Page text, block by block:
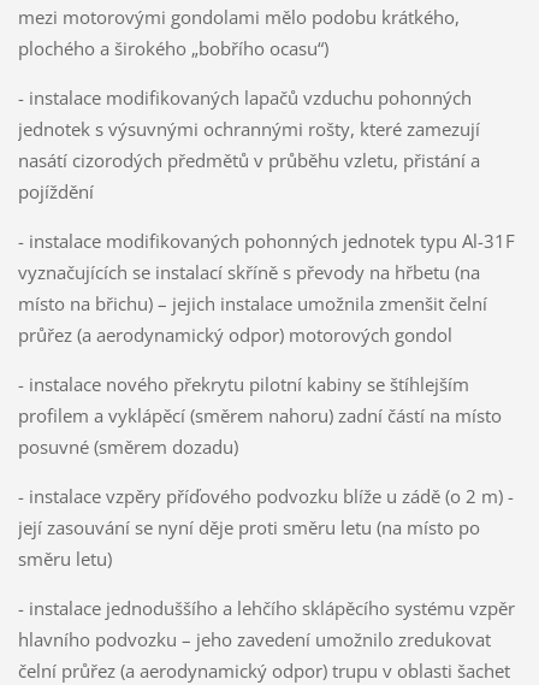
mezi motorovými gondolami mělo podobu krátkého,
plochého a širokého „bobřího ocasu“)
- instalace modifikovaných lapačů vzduchu pohonných
jednotek s výsuvnými ochrannými rošty, které zamezují
nasátí cizorodých předmětů v průběhu vzletu, přistání a
pojíždění
- instalace modifikovaných pohonných jednotek typu Al-31F
vyznačujících se instalací skříně s převody na hřbetu (na
místo na břichu) – jejich instalace umožnila zmenšit čelní
průřez (a aerodynamický odpor) motorových gondol
- instalace nového překrytu pilotní kabiny se štíhlejším
profilem a vyklápěcí (směrem nahoru) zadní částí na místo
posuvné (směrem dozadu)
- instalace vzpěry příďového podvozku blíže u zádě (o 2 m) -
její zasouvání se nyní děje proti směru letu (na místo po
směru letu)
- instalace jednoduššího a lehčího sklápěcího systému vzpěr
hlavního podvozku – jeho zavedení umožnilo zredukovat
čelní průřez (a aerodynamický odpor) trupu v oblasti šachet